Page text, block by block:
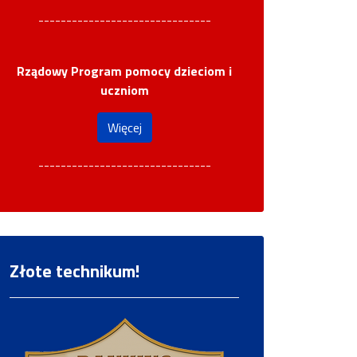
-------------------------------
Rządowy Program pomocy dzieciom i
uczniom
Więcej
-------------------------------
Złote technikum!